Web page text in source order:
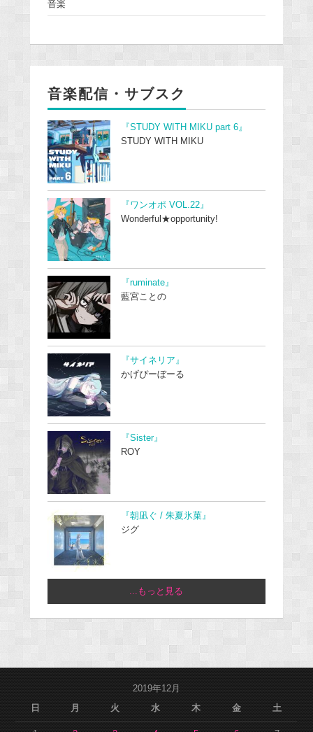
音楽
音楽配信・サブスク
『STUDY WITH MIKU part 6』
STUDY WITH MIKU
『ワンオポ VOL.22』
Wonderful★opportunity!
『ruminate』
藍宮ことの
『サイネリア』
かげぴーぼーる
『Sister』
ROY
『朝凪ぐ / 朱夏氷菓』
ジグ
...もっと見る
2019年12月
日
月 火 水 木 金 土